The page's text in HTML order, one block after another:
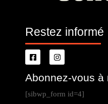
Restez informé
Abonnez-vous à
[sibwp_form id=4]